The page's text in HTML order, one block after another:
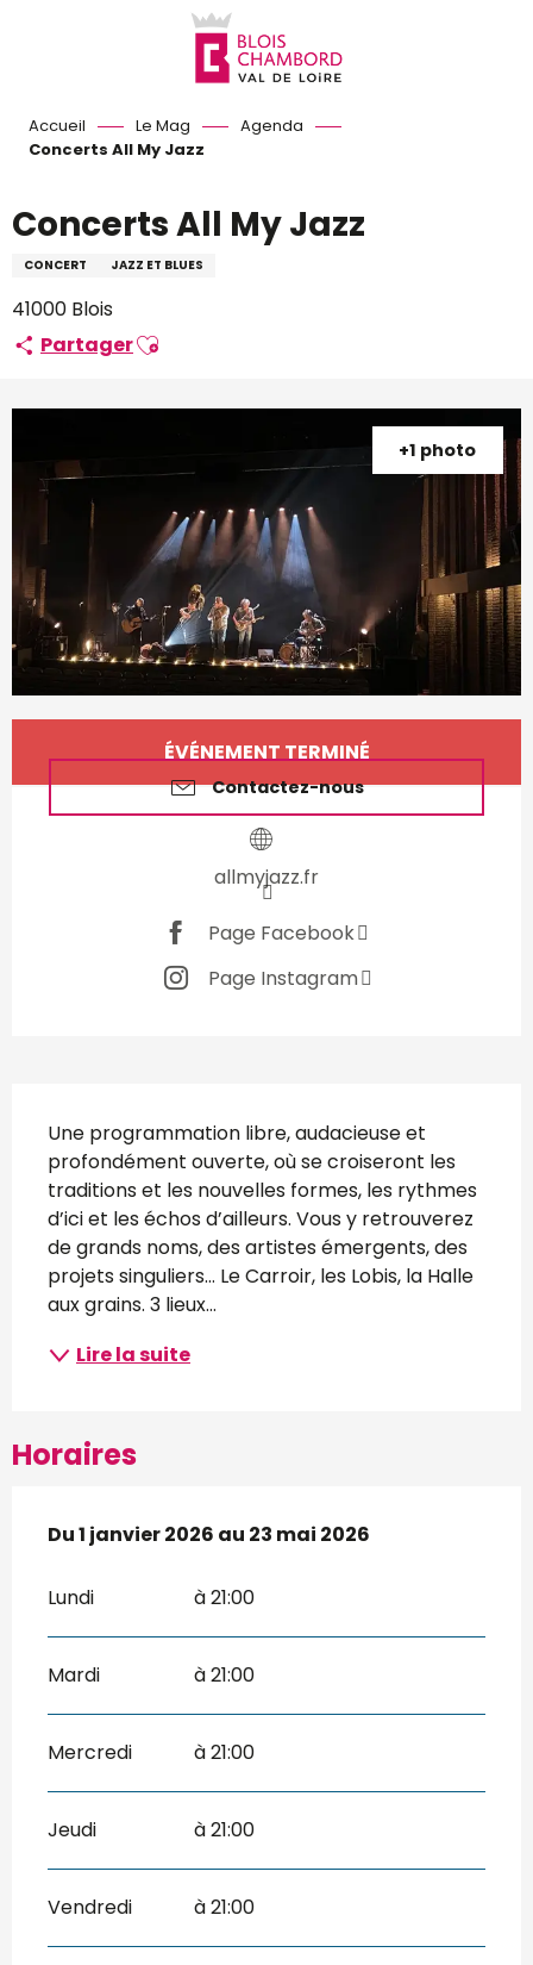
Accueil Le Mag
Agenda
Concerts All My Jazz
Concerts All My Jazz
CONCERT JAZZ ET BLUES
41000 Blois
PartagerAjouter aux favoris
+1 photo
Ouverture et coordonnées
ÉVÉNEMENT TERMINÉ
Contactez-nous
allmyjazz.fr
Page Facebook
Page Instagram
Description
Une programmation libre, audacieuse et
profondément ouverte, où se croiseront les
traditions et les nouvelles formes, les rythmes
d’ici et les échos d’ailleurs. Vous y retrouverez
de grands noms, des artistes émergents, des
projets singuliers… Le Carroir, les Lobis, la Halle
aux grains. 3 lieux...
Lire la suite
Horaires
Du1 janvier 2026 au 23 mai 2026
Du1 janvier 2026 au 23 mai 2026
Lundi à 21:00
Mardi à 21:00
Mercredi à 21:00
Jeudi à 21:00
Vendredi à 21:00